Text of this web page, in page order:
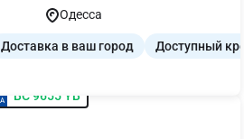
Одесса
Доставка в ваш город
Доступный
BC 9655 YB